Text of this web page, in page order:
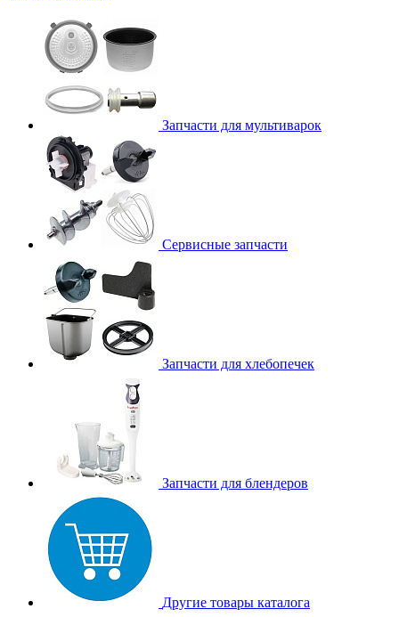
Запчасти для мультиварок
Сервисные запчасти
Запчасти для хлебопечек
Запчасти для блендеров
Другие товары каталога